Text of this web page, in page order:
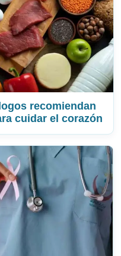
recomiendan
cuidar el corazón